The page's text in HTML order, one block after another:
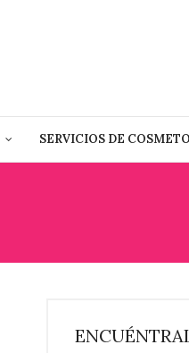
SERVICIOS DE